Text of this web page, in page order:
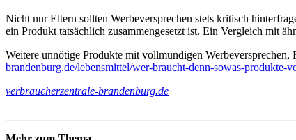
Nicht nur Eltern sollten Werbeversprechen stets kritisch
ein Produkt tatsächlich zusammengesetzt ist. Ein Vergleich mit
Weitere unnötige Produkte mit vollmundigen
brandenburg.de/lebensmittel/wer-braucht-denn-sowas-produkte-
verbraucherzentrale-brandenburg.de